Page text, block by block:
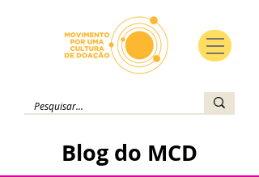
Blog do MCD